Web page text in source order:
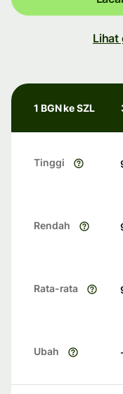
Lihat
1 BGN ke SZL
Tinggi
Rendah
Rata-rata
Ubah